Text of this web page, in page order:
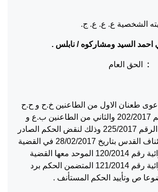
الشخصية ع. ع. ع. ج.
احمد السيد ومشاركوه / نابلس .
: الحق العام
طعنان الاول من الطاعنين خ.ح و ح.ح
سجل تحت الرقم 202/2017 والثاني من الطاعنين ب.ع و
ع.ع سجل تحت الرقم 225/2017 وذلك لنقض الحكم الصادر
عن محكمة استئناف القدس بتاريخ 28/02/2017 في القضية
الاستئنافية الجزائية رقم 120/2014 الموحد معها القضية
الاستئنافية الجزائية رقم 121/2014 المتضمن الحكم برد
ص وتأييد الحكم المستأنف .